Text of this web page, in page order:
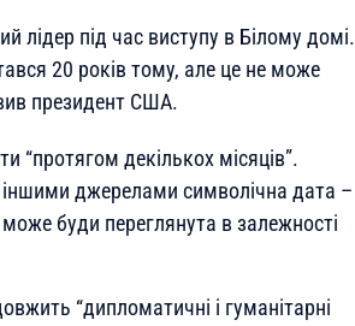
лідер під час виступу в Білому домі.
20 років тому, але це не може
президент США.
“протягом декількох місяців”.
джерелами символічна дата –
буди переглянута в залежності
“дипломатичні і гуманітарні